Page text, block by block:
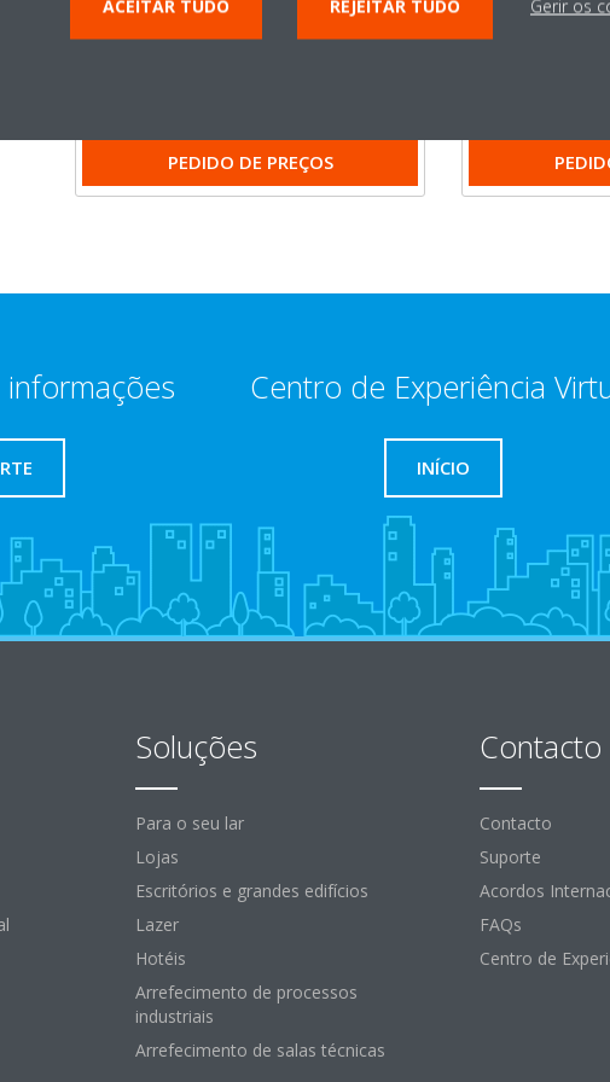
PEDIDO DE PREÇOS
opcional
Centro de Experiência
INÍCIO
Soluções
Para o seu lar
Lojas
Escritórios e grandes edifícios
Lazer
Hotéis
Arrefecimento de processos
industriais
Arrefecimento de salas técnicas
Contacto
Contacto
Suporte
Acordos
FAQs
Centro de
ACEITAR TUDO REJEITAR TUDO Gerir os